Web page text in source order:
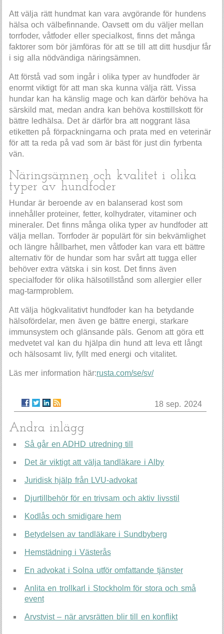
Att välja rätt hundmat kan vara avgörande för hundens
hälsa och välbefinnande. Oavsett om du väljer mellan
torrfoder, våtfoder eller specialkost, finns det många
faktorer som bör jämföras för att se till att ditt husdjur får
i sig alla nödvändiga näringsämnen.
Att förstå vad som ingår i olika typer av hundfoder är
enormt viktigt för att man ska kunna välja rätt. Vissa
hundar kan ha känslig mage och kan därför behöva ha
särskild mat, medan andra kan behöva kosttillskott för
bättre ledhälsa. Det är därför bra att noggrant läsa
etiketten på förpackningarna och prata med en veterinär
för att ta reda på vad som är bäst för just din fyrbenta
vän.
Näringsämnen och kvalitet i olika
typer av hundfoder
Hundar är beroende av en balanserad kost som
innehåller proteiner, fetter, kolhydrater, vitaminer och
mineraler. Det finns många olika typer av hundfoder att
välja mellan. Torrfoder är populärt för sin bekvämlighet
och längre hållbarhet, men våtfoder kan vara ett bättre
alternativ för de hundar som har svårt att tugga eller
behöver extra vätska i sin kost. Det finns även
specialfoder för olika hälsotillstånd som allergier eller
mag-tarmproblem.
Att välja högkvalitativt hundfoder kan ha betydande
hälsofördelar, men även ge bättre energi, starkare
immunsystem och glänsande päls. Genom att göra ett
medvetet val kan du hjälpa din hund att leva ett långt
och hälsosamt liv, fyllt med energi och vitalitet.
Läs mer information här:rusta.com/se/sv/
18 sep. 2024
Andra inlägg
Så går en ADHD utredning till
Det är viktigt att välja tandläkare i Alby
Juridisk hjälp från LVU-advokat
Djurtillbehör för en trivsam och aktiv livsstil
Kodlås och smidigare hem
Betydelsen av tandläkare i Sundbyberg
Hemstädning i Västerås
En advokat i Solna utför omfattande tjänster
Anlita en trollkarl i Stockholm för stora och små
event
Arvstvist – när arvsrätten blir till en konflikt